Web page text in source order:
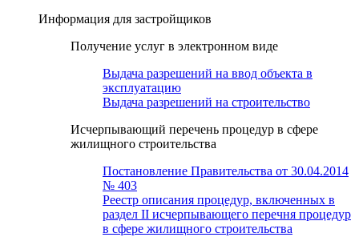
Информация для застройщиков
Получение услуг в электронном виде
Выдача разрешений на ввод объекта в
эксплуатацию
Выдача разрешений на строительство
Исчерпывающий перечень процедур в сфере
жилищного строительства
Постановление Правительства от 30.04.2014
№ 403
Реестр описания процедур, включенных в
раздел II исчерпывающего перечня процедур
в сфере жилищного строительства